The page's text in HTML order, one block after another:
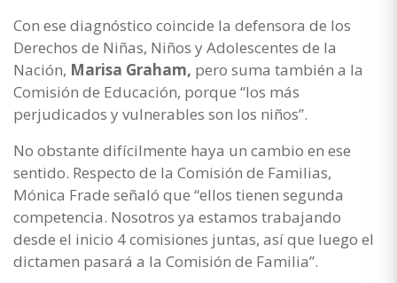
Con ese diagnóstico coincide la defensora de los
Derechos de Niñas, Niños y Adolescentes de la
Nación, Marisa Graham, pero suma también a la
Comisión de Educación, porque “los más
perjudicados y vulnerables son los niños”.
No obstante difícilmente haya un cambio en ese
sentido. Respecto de la Comisión de Familias,
Mónica Frade señaló que “ellos tienen segunda
competencia. Nosotros ya estamos trabajando
desde el inicio 4 comisiones juntas, así que luego el
dictamen pasará a la Comisión de Familia”.